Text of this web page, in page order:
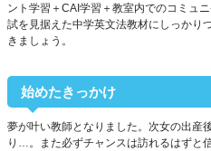
ント学習＋CAI学習＋教室内でのコミュ
試を見据えた中学英文法教材にしっかり
きましょう。
始めたきっかけ
夢が叶い教師となりました。次女の出産
り…。また必ずチャンスは訪れるはずと